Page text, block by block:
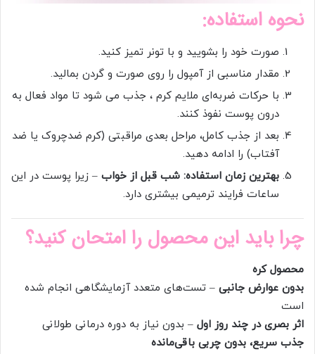
نحوه استفاده:
صورت خود را بشویید و با تونر تمیز کنید.
مقدار مناسبی از آمپول را روی صورت و گردن بمالید.
با حرکات ضربه‌ای ملایم کرم ، جذب می شود تا مواد فعال به
درون پوست نفوذ کنند.
بعد از جذب کامل، مراحل بعدی مراقبتی (کرم ضدچروک یا ضد
آفتاب) را ادامه دهید.
بهترین زمان استفاده: شب قبل از خواب – زیرا پوست در این
ساعات فرایند ترمیمی بیشتری دارد.
چرا باید این محصول را امتحان کنید؟
محصول کره
بدون عوارض جانبی – تست‌های متعدد آزمایشگاهی انجام شده
است
اثر بصری در چند روز اول – بدون نیاز به دوره درمانی طولانی
جذب سریع، بدون چربی باقی‌مانده